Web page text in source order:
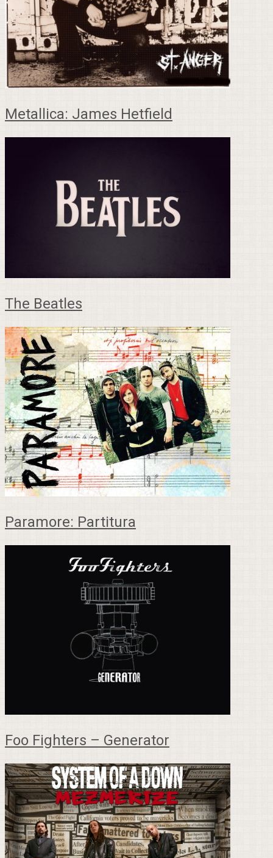
Metallica: James Hetfield
The Beatles
Paramore: Partitura
Foo Fighters – Generator